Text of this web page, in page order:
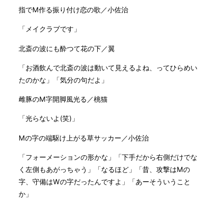
指でM作る振り付け恋の歌／小佐治
「メイクラブです」
北斎の波にも酔つて花の下／翼
「お酒飲んで北斎の波は動いて見えるよね、ってひらめい
たのかな」「気分の句だよ」
雌豚のM字開脚風光る／桃猫
「光らないよ(笑)」
Mの字の端駆け上がる草サッカー／小佐治
「フォーメーションの形かな」「下手だから右側だけでな
く左側もあがっちゃう」「なるほど」「昔、攻撃はMの
字、守備はWの字だったんですよ」「あーそういうこと
か」